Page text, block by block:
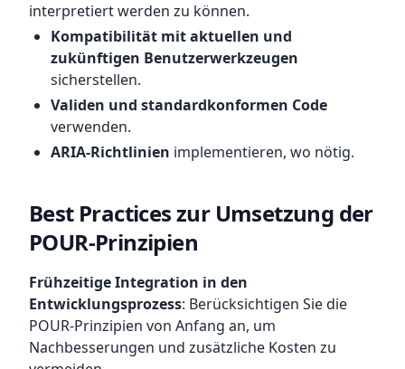
interpretiert werden zu können.
Kompatibilität mit aktuellen und
zukünftigen Benutzerwerkzeugen
sicherstellen.
Validen und standardkonformen Code
verwenden.
ARIA-Richtlinien implementieren, wo nötig.
Best Practices zur Umsetzung der
POUR-Prinzipien
Frühzeitige Integration in den
Entwicklungsprozess: Berücksichtigen Sie die
POUR-Prinzipien von Anfang an, um
Nachbesserungen und zusätzliche Kosten zu